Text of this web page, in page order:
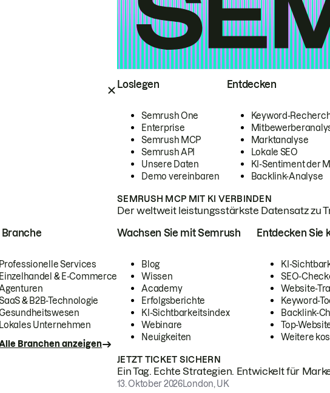
Loslegen
Semrush One
Enterprise
Semrush MCP
Semrush API
Unsere Daten
Demo vereinbaren
Entdecken
Keyword-
Marktanalyse
Lokale SEO
KI-Sentiment der
Backlink-Analyse
SEMRUSH MCP MIT KI VERBINDEN
Der weltweit leistungsstärkste Datensatz zu
Branche
Professionelle Services
Einzelhandel & E-Commerce
& B2B-Technologie
Lokales Unternehmen
Branchen anzeigen
Wachsen Sie mit Semrush
Blog
Wissen
Academy
Erfolgsberichte
KI-Sichtbarkeitsindex
Webinare
Neuigkeiten
Entdecken Sie
KI-
SEO-
Website-
Keyword-
Backlink-
Top-
Weitere
JETZT TICKET SICHERN
Ein Tag. Echte Strategien. Entwickelt für
13. Oktober 2026London, UK